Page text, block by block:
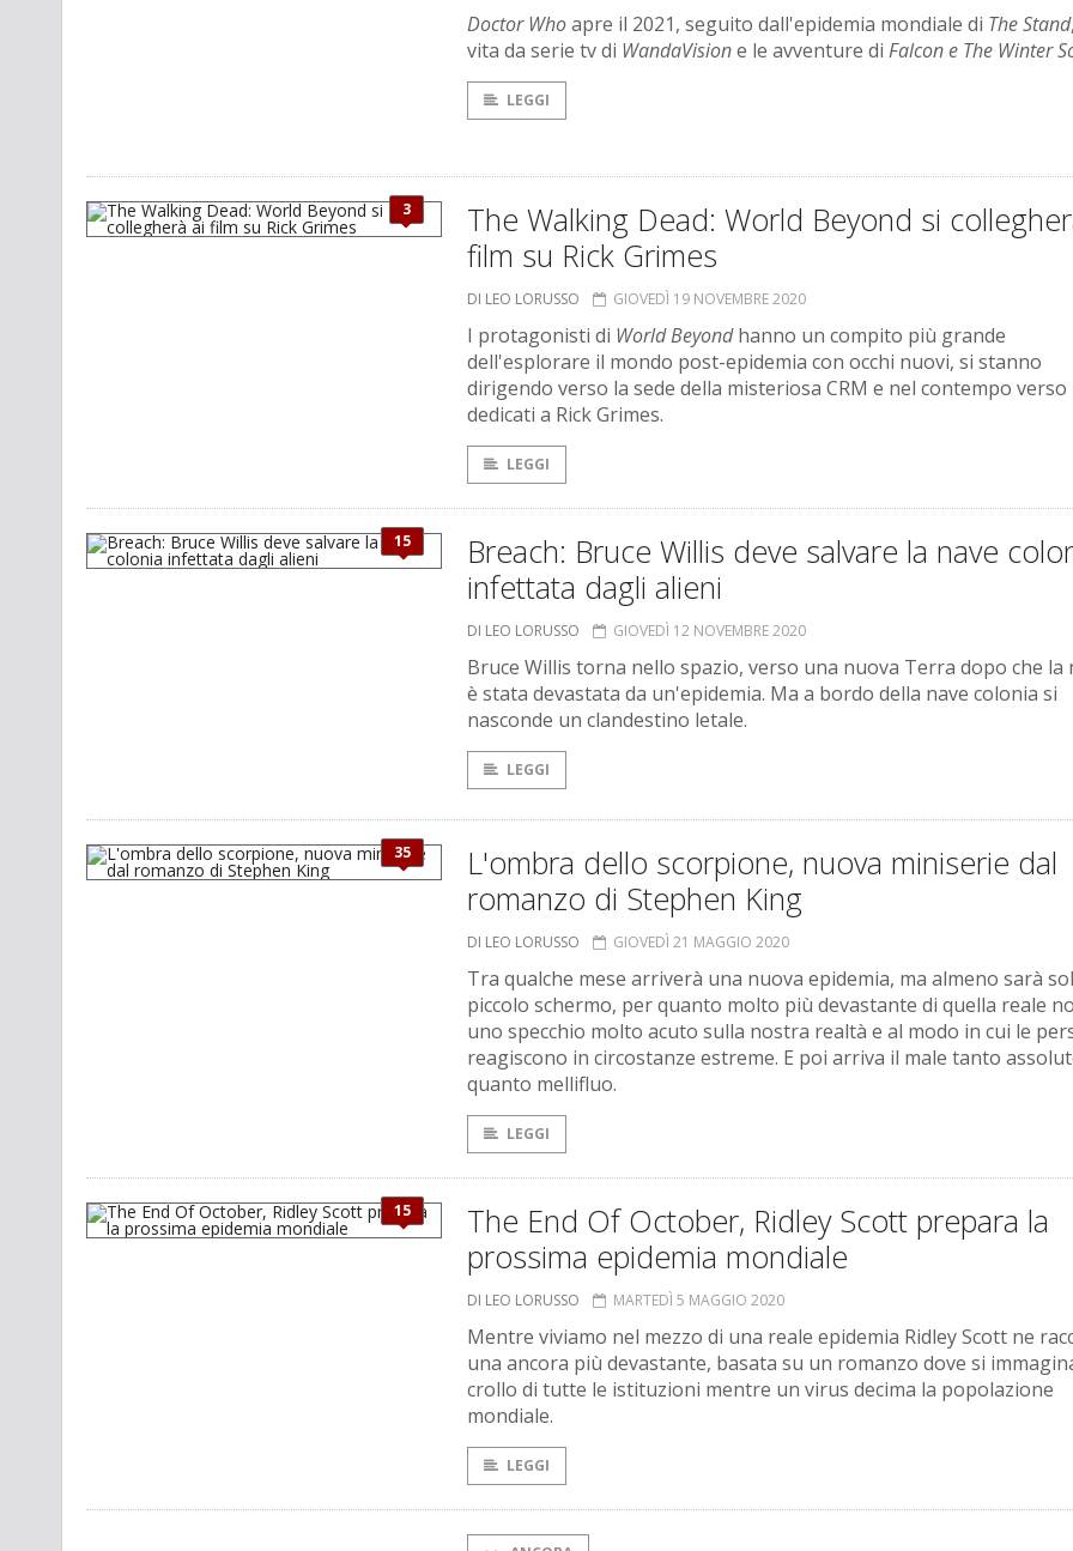
Doctor Whoapre il 2021, seguito dall'epidemia mondiale di The Stand
vita da serie tv di WandaVisione le avventure di Falcon e The Winter
LEGGI
3
The Walking Dead: World Beyond si
film su Rick Grimes
DI LEO LORUSSO GIOVEDÌ 19 NOVEMBRE 2020
I protagonisti di World Beyondhanno un compito più grande
dell'esplorare il mondo post-epidemia con occhi nuovi, si stanno
dirigendo verso la sede della misteriosa CRM e nel contempo verso
dedicati a Rick Grimes.
LEGGI
15
Breach: Bruce Willis deve salvare la nave
infettata dagli alieni
DI LEO LORUSSO GIOVEDÌ 12 NOVEMBRE 2020
Bruce Willis torna nello spazio, verso una nuova Terra dopo che la
è stata devastata da un'epidemia. Ma a bordo della nave colonia si
nasconde un clandestino letale.
LEGGI
35
L'ombra dello scorpione, nuova miniserie dal
romanzo di Stephen King
DI LEO LORUSSO GIOVEDÌ 21 MAGGIO 2020
Tra qualche mese arriverà una nuova epidemia, ma almeno sarà
piccolo schermo, per quanto molto più devastante di quella reale
uno specchio molto acuto sulla nostra realtà e al modo in cui le
reagiscono in circostanze estreme. E poi arriva il male tanto
quanto mellifluo.
LEGGI
15
The End Of October, Ridley Scott prepara la
prossima epidemia mondiale
DI LEO LORUSSO MARTEDÌ 5 MAGGIO 2020
Mentre viviamo nel mezzo di una reale epidemia Ridley Scott ne
una ancora più devastante, basata su un romanzo dove si
crollo di tutte le istituzioni mentre un virus decima la popolazione
mondiale.
LEGGI